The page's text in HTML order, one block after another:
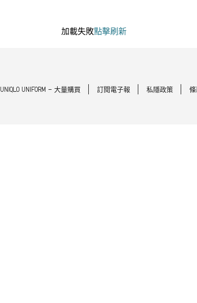
加載失敗點擊刷新
UNIQLO UNIFORM - 大量購買 訂閱電子報 私隱政策 條